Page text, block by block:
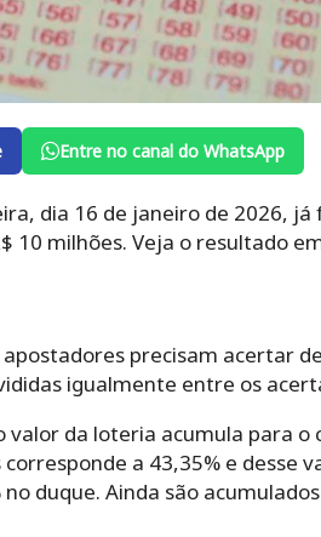
Entre no canal do WhatsApp
dia 16 de janeiro de 2026, já
10 milhões. Veja o resultado
precisam acertar
igualmente entre os
da loteria acumula para o
a 43,35% e desse
duque. Ainda são